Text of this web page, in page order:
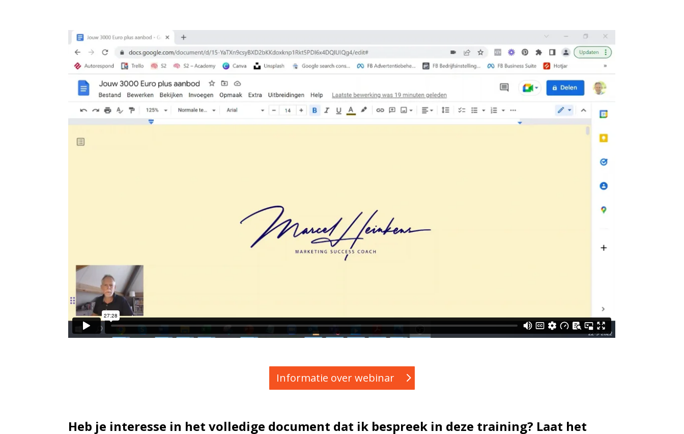
Informatie over webinar
Heb je interesse in het volledige document dat ik bespreek in deze training? Laat het